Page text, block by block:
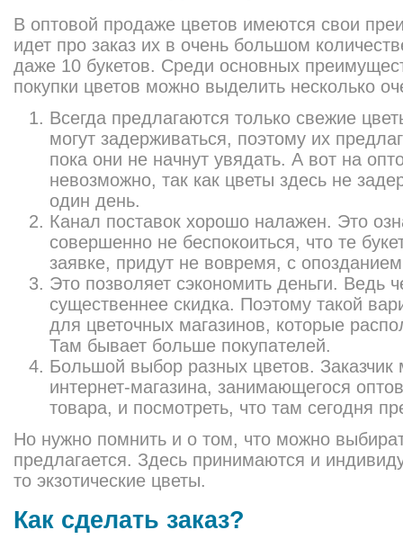
В оптовой продаже цветов имеются свои
идет про заказ их в очень большом
даже 10 букетов. Среди основных
покупки цветов можно выделить несколько
Всегда предлагаются только свежие
могут задерживаться, поэтому их
пока они не начнут увядать. А вот на
невозможно, так как цветы здесь не
один день.
Канал поставок хорошо налажен. Это
совершенно не беспокоиться, что те
заявке, придут не вовремя, с
Это позволяет сэкономить деньги. Ведь
существеннее скидка. Поэтому такой
для цветочных магазинов, которые
Там бывает больше покупателей.
Большой выбор разных цветов. Заказчик
интернет-магазина, занимающегося
товара, и посмотреть, что там сегодня
Но нужно помнить и о том, что можно
предлагается. Здесь принимаются и
то экзотические цветы.
Как сделать заказ?